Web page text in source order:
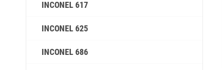
INCONEL 617
INCONEL 625
INCONEL 686